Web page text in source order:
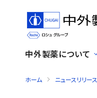
中外製薬について
ホーム ニュースリリース